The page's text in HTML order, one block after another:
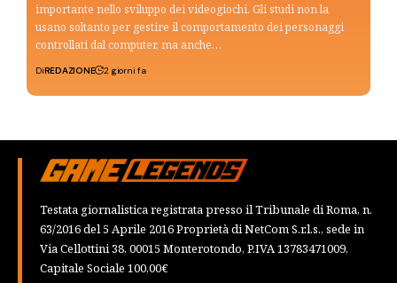
importante nello sviluppo dei videogiochi. Gli studi non la
usano soltanto per gestire il comportamento dei personaggi
controllati dal computer, ma anche…
DiREDAZIONE 2 giorni fa
Testata giornalistica registrata presso il Tribunale di Roma, n.
63/2016 del 5 Aprile 2016 Proprietà di NetCom S.r.l.s., sede in
Via Cellottini 38, 00015 Monterotondo, P.IVA 13783471009,
Capitale Sociale 100,00€